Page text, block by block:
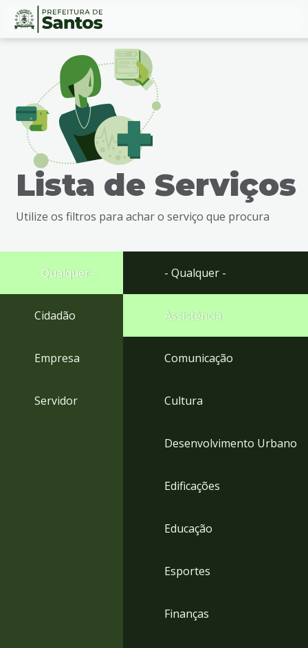
Ir
busca
Ir
rodapé
Conteúdo
Lista de Serviços
Utilize os filtros para achar o serviço que procura
- Qualquer -
Cidadão
Empresa
Servidor
- Qualquer -
Assistência
Comunicação
Cultura
Desenvolvimento Urbano
Edificações
Educação
Esportes
Finanças